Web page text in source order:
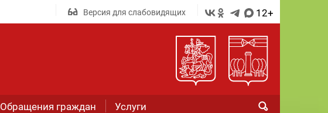
Версия для слабовидящих 12+
Обращения граждан Услуги